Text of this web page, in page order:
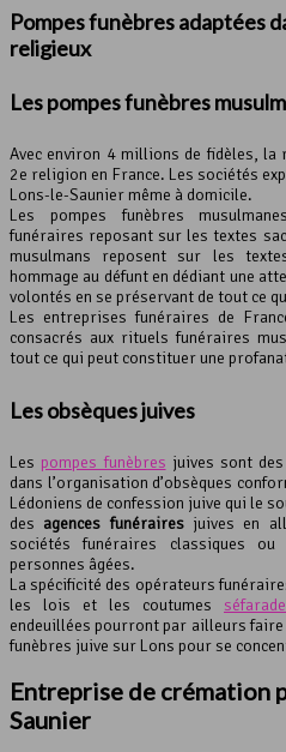
Pompes funèbres adaptées
religieux
Lespompes funèbres
Avec environ 4 millions de fidèles, la
2e religion en France. Les sociétés
Lons-le-Saunier même à domicile.
Les pompes funèbres
funéraires reposant sur les textes
musulmans reposent sur les
hommage au défunt en dédiant une
volontés en se préservant de tout ce
Les entreprises funéraires de
consacrés aux rituels funéraires
tout ce qui peut constituer une
Les obsèques juives
Les pompes funèbres juives sont
dans l’organisation d’obsèques
Lédoniens de confession juive qui le
des agences funérairesjuives en
sociétés funéraires classiques
personnes âgées.
La spécificité des opérateurs
les lois et les coutumes
endeuillées pourront par ailleurs faire
funèbres juive sur Lons pour se
Entreprise de crémation
Saunier